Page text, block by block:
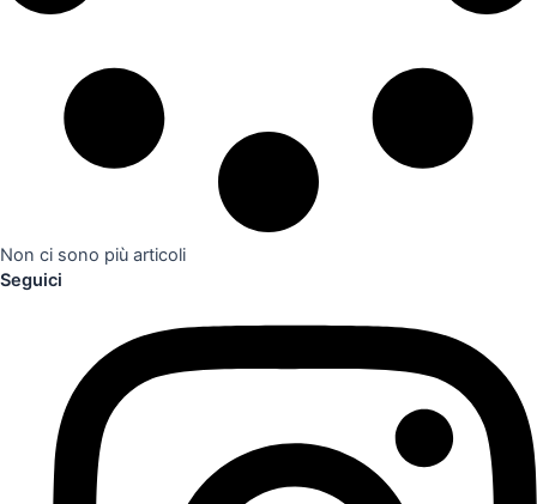
Non ci sono più articoli
Seguici